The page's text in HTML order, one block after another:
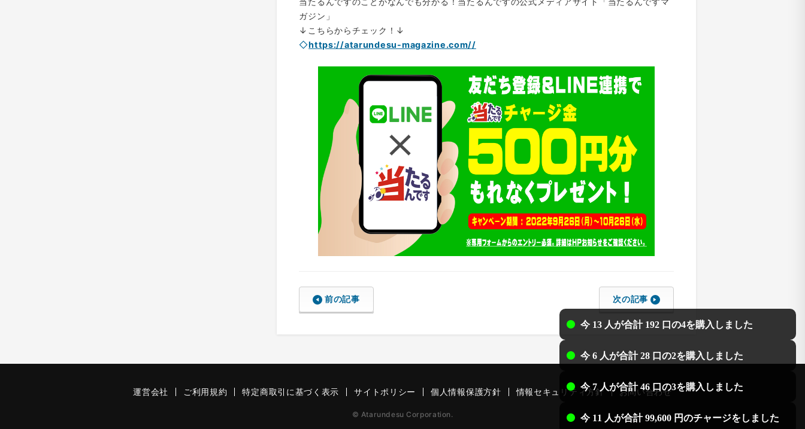
ガジン」
↓こちらからチェック！↓
◇https://atarundesu-magazine.com//
前の記事 次の記事
運営会社 ご利用規約 特定商取引に基づく表示 サイトポリシー 個人情報保護方針 情報セキュリティ方針 お問い合わせ
© Atarundesu Corporation.
今 13 人が合計 192 口の4を購入しました
今 6 人が合計 28 口の2を購入しました
今 7 人が合計 46 口の3を購入しました
今 11 人が合計 99,600 円のチャージをしました